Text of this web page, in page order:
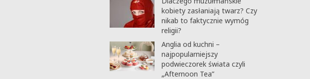
kobiety zasłaniają twarz? Czy
nikab to faktycznie wymóg
religii?
Anglia od kuchni –
najpopularniejszy
podwieczorek świata czyli
„Afternoon Tea”